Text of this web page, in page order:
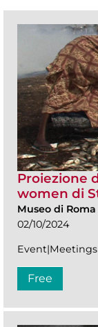
Proiezione
women di
Museo di
02/10/2024
Event|Meetings
Free